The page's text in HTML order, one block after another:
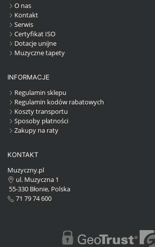
O nas
Kontakt
Serwis
Certyfikat ISO
Dotacje unijne
Muzyczne tapety
INFORMACJE
Regulamin sklepu
Regulamin kodów rabatowych
Koszty transportu
Sposoby płatności
Zakupy na raty
KONTAKT
Muzyczny.pl
ul. Muzyczna 1
55-330 Błonie, Polska
71 79 74 600